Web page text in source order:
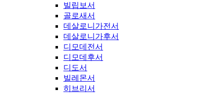
빌립보서
골로새서
데살로니가전서
데살로니가후서
디모데전서
디모데후서
디도서
빌레몬서
히브리서